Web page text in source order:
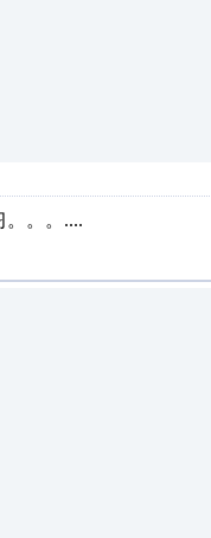
。。。....